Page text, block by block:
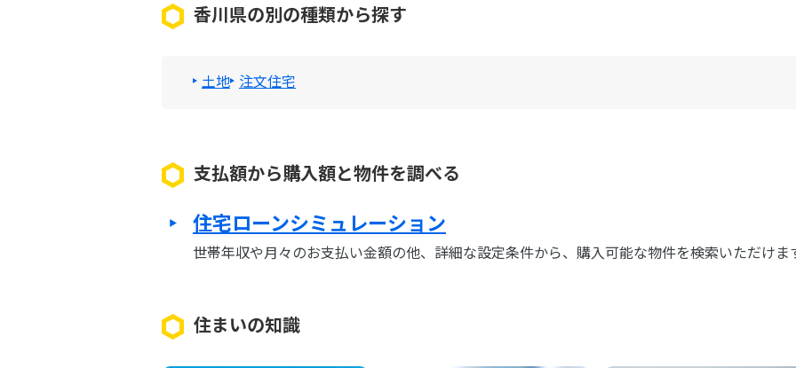
香川県の別の種類から探す
土地 注文住宅
支払額から購入額と物件を調べる
住宅ローンシミュレーション
世帯年収や月々のお支払い金額の他、詳細な設定条件から、購入可能な物件を検索いただけま
住まいの知識